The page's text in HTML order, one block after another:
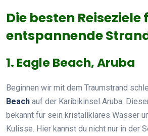
Die besten Reiseziele
entspannende
1. Eagle Beach, Aruba
Beginnen wir mit dem Traumstrand
Beach auf der Karibikinsel Aruba.
bekannt für sein kristallklares Wasser
Kulisse. Hier kannst du nicht nur in der